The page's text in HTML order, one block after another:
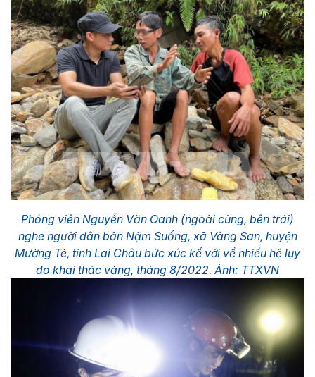
Phóng viên Nguyễn Văn Oanh (ngoài cùng, bên trái)
nghe người dân bản Nậm Suổng, xã Vàng San, huyện
Mường Tè, tỉnh Lai Châu bức xúc kể với về nhiều hệ lụy
do khai thác vàng, tháng 8/2022. Ảnh: TTXVN